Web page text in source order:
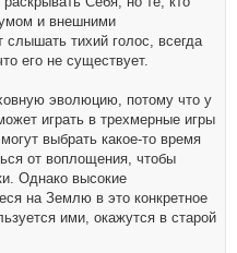
и внешними
тихий голос, всегда
его не существует.
эволюцию, потому что у
играть в трехмерные игры
выбрать какое-то время
от воплощения, чтобы
Однако высокие
на Землю в это конкретное
ими, окажутся в старой